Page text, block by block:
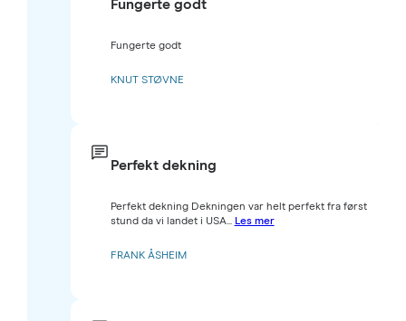
Fungerte godt
Fungerte godt
KNUT STØVNE
Perfekt dekning
Perfekt dekning Dekningen var helt perfekt fra først
stund da vi landet i USA... Les mer
FRANK ÅSHEIM